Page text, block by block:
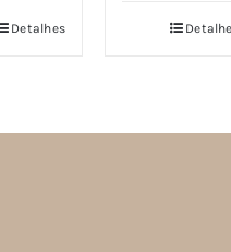
Detalhes